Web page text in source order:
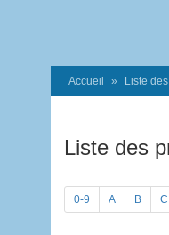
Accueil Liste
Liste des
0-9 A B C